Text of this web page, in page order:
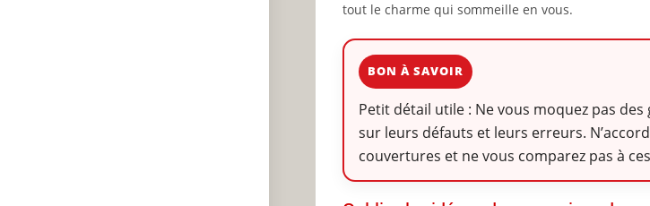
tout le charme qui sommeille en vous.
BON À SAVOIR
Petit détail utile : Ne vous moquez pas
sur leurs défauts et leurs erreurs.
couvertures et ne vous comparez pas à